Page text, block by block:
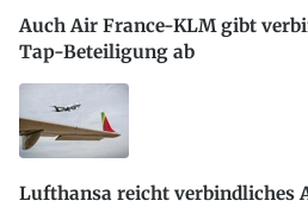
Auch Air France-KLM gibt
Tap-Beteiligung ab
Lufthansa reicht verbindliches